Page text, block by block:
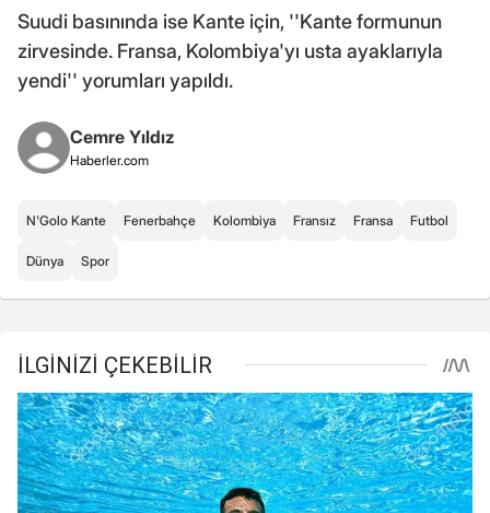
Suudi basınında ise Kante için, ''Kante formunun
zirvesinde. Fransa, Kolombiya'yı usta ayaklarıyla
yendi'' yorumları yapıldı.
Cemre Yıldız
Haberler.com
N'Golo Kante Fenerbahçe Kolombiya Fransız Fransa Futbol
Dünya Spor